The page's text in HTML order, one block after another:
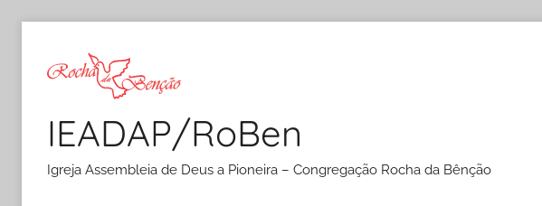
IEADAP/RoBen
Igreja Assembleia de Deus a Pioneira – Congregação Rocha da Bênção